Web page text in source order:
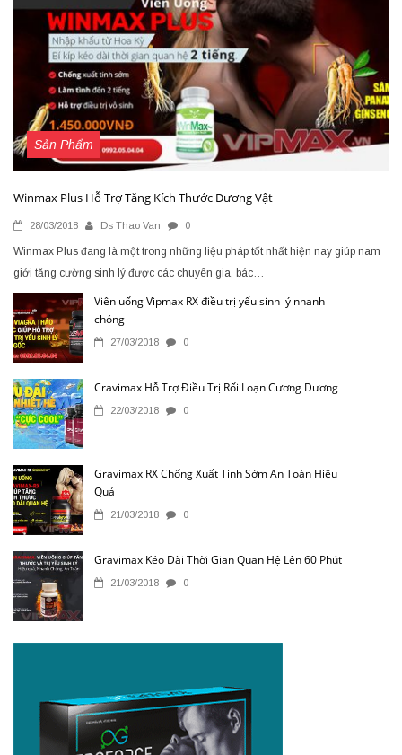
Sản Phẩm
Winmax Plus Hỗ Trợ Tăng Kích Thước Dương Vật
28/03/2018 Ds Thao Van 0
Winmax Plus đang là một trong những liệu pháp tốt nhất hiện nay giúp nam
giới tăng cường sinh lý được các chuyên gia, bác…
Viên uống Vipmax RX điều trị yếu sinh lý nhanh
chóng
27/03/2018 0
Cravimax Hỗ Trợ Điều Trị Rối Loạn Cương Dương
22/03/2018 0
Gravimax RX Chống Xuất Tinh Sớm An Toàn Hiệu
Quả
21/03/2018 0
Gravimax Kéo Dài Thời Gian Quan Hệ Lên 60 Phút
21/03/2018 0